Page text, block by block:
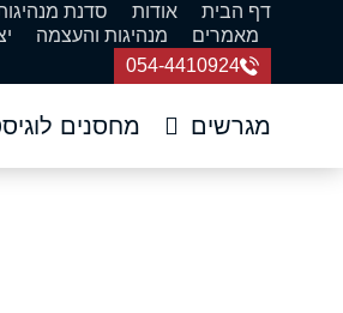
דף הבית אודות סדנת
מאמרים
מנהיגות והעצמה
054-4410924
מגרשים מחסנים